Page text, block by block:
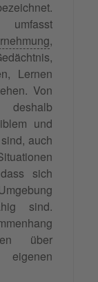
umfasst
,
Lernen
Von
deshalb
und
auch
sich
sind.
über